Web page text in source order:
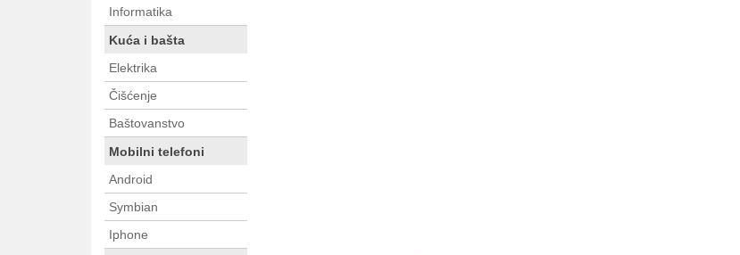
Informatika
Kuća i bašta
Elektrika
Čišćenje
Baštovanstvo
Mobilni telefoni
Android
Symbian
Iphone